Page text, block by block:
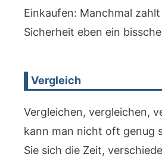
Einkaufen: Manchmal
Sicherheit eben ein
Vergleich
Vergleichen, vergleichen,
kann man nicht oft genug
Sie sich die Zeit,